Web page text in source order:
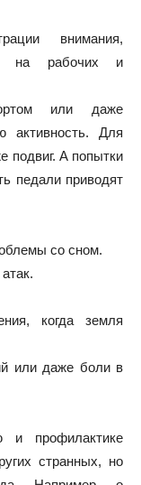
внимания,
на рабочих и
или даже
активность. Для
подвиг. А попытки
педали приводят
со сном.
когда земля
или даже боли в
и профилактике
странных, но